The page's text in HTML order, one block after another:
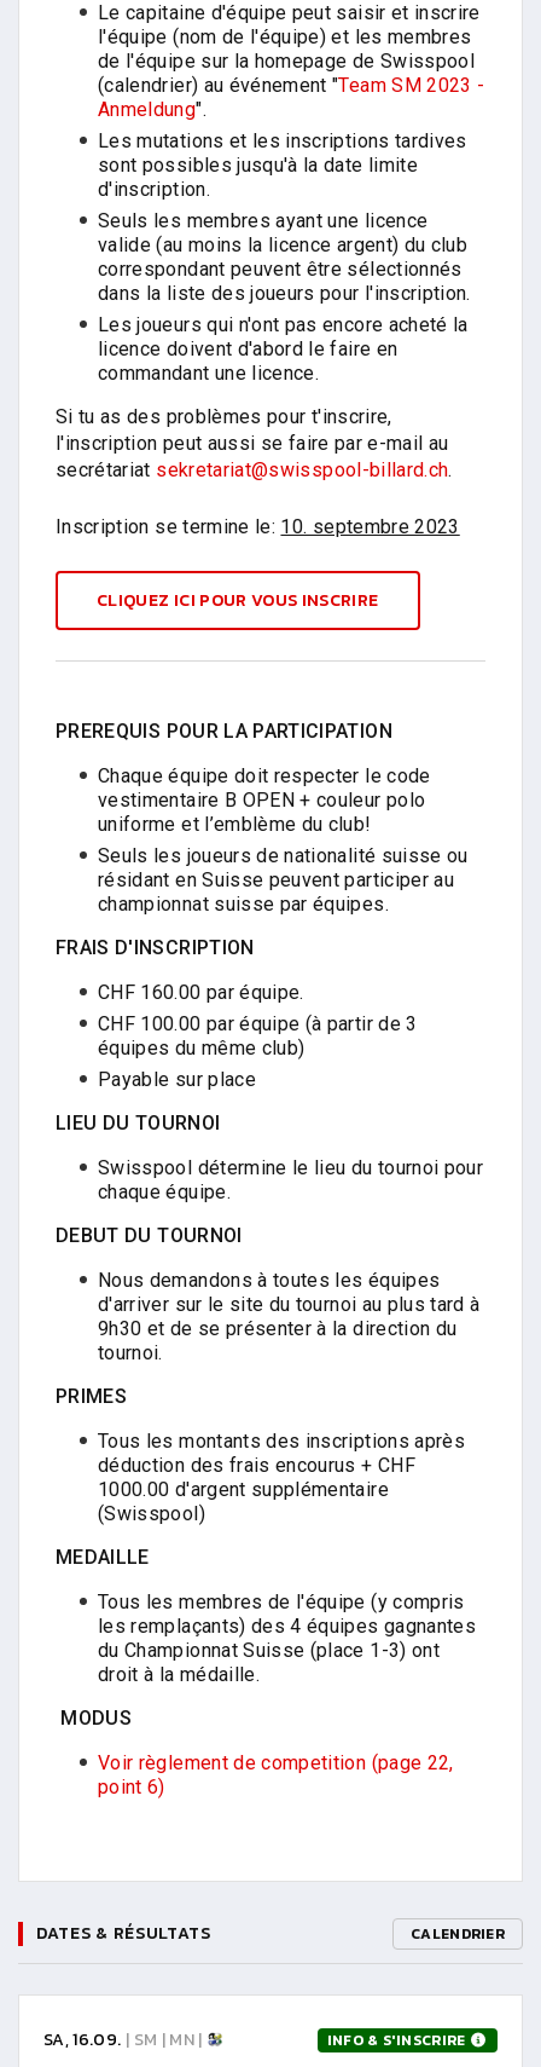
Le capitaine d'équipe peut saisir et inscrire
l'équipe (nom de l'équipe) et les membres
de l'équipe sur la homepage de Swisspool
(calendrier) au événement "Team SM 2023 -
Anmeldung".
Les mutations et les inscriptions tardives
sont possibles jusqu'à la date limite
d'inscription.
Seuls les membres ayant une licence
valide (au moins la licence argent) du club
correspondant peuvent être sélectionnés
dans la liste des joueurs pour l'inscription.
Les joueurs qui n'ont pas encore acheté la
licence doivent d'abord le faire en
commandant une licence.
Si tu as des problèmes pour t'inscrire,
l'inscription peut aussi se faire par e-mail au
secrétariat sekretariat@swisspool-billard.ch.
Inscription se termine le: 10. septembre 2023
CLIQUEZ ICI POUR VOUS INSCRIRE
PREREQUIS POUR LA PARTICIPATION
Chaque équipe doit respecter le code
vestimentaire B OPEN + couleur polo
uniforme et l’emblème du club!
Seuls les joueurs de nationalité suisse ou
résidant en Suisse peuvent participer au
championnat suisse par équipes.
FRAIS D'INSCRIPTION
CHF 160.00 par équipe.
CHF 100.00 par équipe (à partir de 3
équipes du même club)
Payable sur place
LIEU DU TOURNOI
Swisspool détermine le lieu du tournoi pour
chaque équipe.
DEBUT DU TOURNOI
Nous demandons à toutes les équipes
d'arriver sur le site du tournoi au plus tard à
9h30 et de se présenter à la direction du
tournoi.
PRIMES
Tous les montants des inscriptions après
déduction des frais encourus + CHF
1000.00 d'argent supplémentaire
(Swisspool)
MEDAILLE
Tous les membres de l'équipe (y compris
les remplaçants) des 4 équipes gagnantes
du Championnat Suisse (place 1-3) ont
droit à la médaille.
MODUS
Voir règlement de competition (page 22,
point 6)
DATES & RÉSULTATS CALENDRIER
SA, 16.09. | SM | MN | INFO & S'INSCRIRE